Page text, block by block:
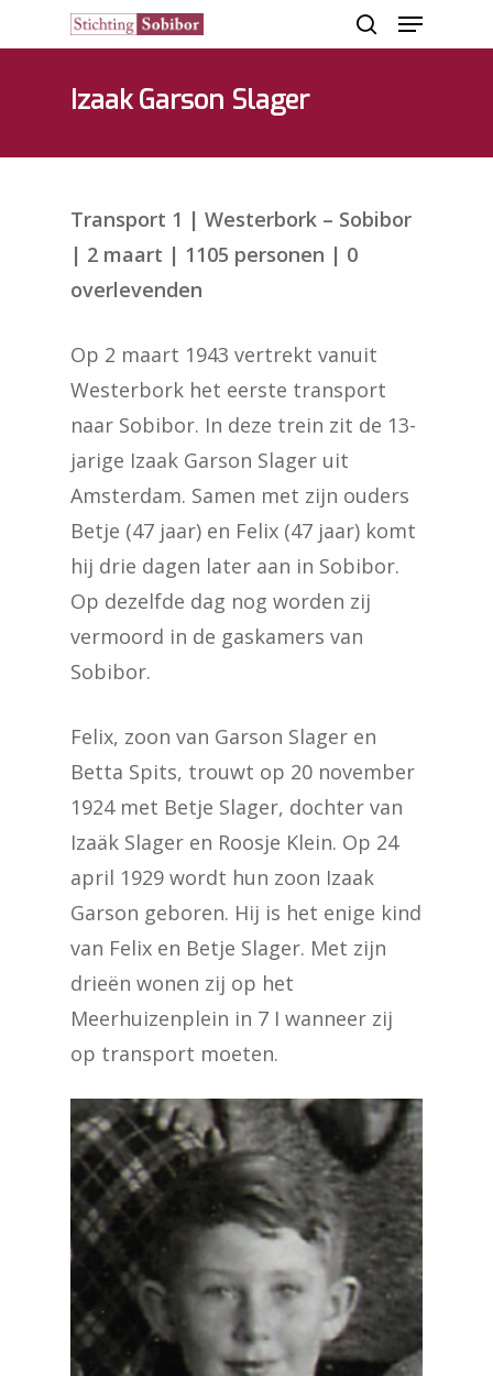
Izaak Garson Slager
Transport 1 | Westerbork – Sobibor
| 2 maart | 1105 personen | 0
overlevenden
Op 2 maart 1943 vertrekt vanuit
Westerbork het eerste transport
naar Sobibor. In deze trein zit de 13-
jarige Izaak Garson Slager uit
Amsterdam. Samen met zijn ouders
Betje (47 jaar) en Felix (47 jaar) komt
hij drie dagen later aan in Sobibor.
Op dezelfde dag nog worden zij
vermoord in de gaskamers van
Sobibor.
Felix, zoon van Garson Slager en
Betta Spits, trouwt op 20 november
1924 met Betje Slager, dochter van
Izaäk Slager en Roosje Klein. Op 24
april 1929 wordt hun zoon Izaak
Garson geboren. Hij is het enige kind
van Felix en Betje Slager. Met zijn
drieën wonen zij op het
Meerhuizenplein in 7 I wanneer zij
op transport moeten.